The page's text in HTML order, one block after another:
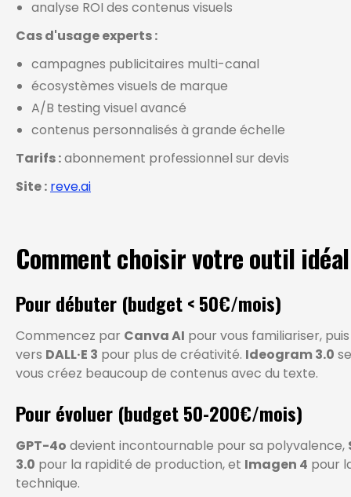
analyse ROI des contenus visuels
Cas d'usage experts :
campagnes publicitaires multi-canal
écosystèmes visuels de marque
A/B testing visuel avancé
contenus personnalisés à grande échelle
Tarifs :abonnement professionnel sur devis
Site : reve.ai
Comment choisir votre outil
Pour débuter (budget < 50€/mois)
Commencez par Canva AI pour vous familiariser,
vers DALL·E 3 pour plus de créativité. Ideogram 3.0
vous créez beaucoup de contenus avec du texte.
Pour évoluer (budget 50-200€/mois)
GPT-4o devient incontournable pour sa polyvalence,
3.0 pour la rapidité de production, et Imagen 4 pour
technique.